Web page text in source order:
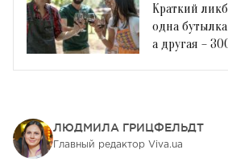
Краткий
одна
а другая –
ЛЮДМИЛА ГРИЦФЕЛЬДТ
Главный редактор Viva.ua